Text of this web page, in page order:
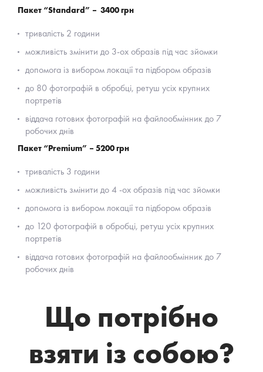
Пакет “Standard” – 3400 грн
тривалість 2 години
можливість змінити до 3-ох образів під час зйомки
допомога із вибором локації та підбором образів
до 80 фотографій в обробці, ретуш усіх крупних
портретів
віддача готових фотографій на файлообмінник до 7
робочих днів
Пакет “Premium” – 5200 грн
тривалість 3 години
можливість змінити до 4 -ох образів під час зйомки
допомога із вибором локації та підбором образів
до 120 фотографій в обробці, ретуш усіх крупних
портретів
віддача готових фотографій на файлообмінник до 7
робочих днів
Що потрібно
взяти із собою?